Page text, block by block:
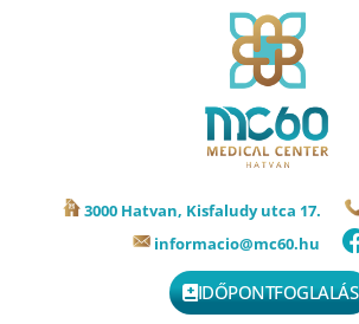
3000 Hatvan, Kisfaludy utca 17.
informacio@mc60.hu
IDŐPONTFOGLALÁS